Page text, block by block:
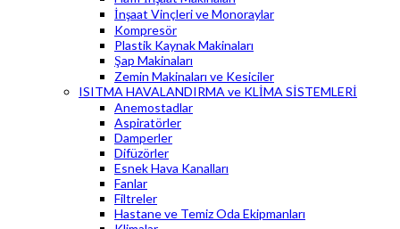
İnşaat Vinçleri ve Monoraylar
Kompresör
Plastik Kaynak Makinaları
Şap Makinaları
Zemin Makinaları ve Kesiciler
ISITMA HAVALANDIRMA ve KLİMA SİSTEMLERİ
Anemostadlar
Aspiratörler
Damperler
Difüzörler
Esnek Hava Kanalları
Fanlar
Filtreler
Hastane ve Temiz Oda Ekipmanları